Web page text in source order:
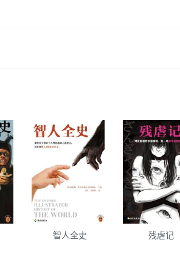
智人全史 残虐记